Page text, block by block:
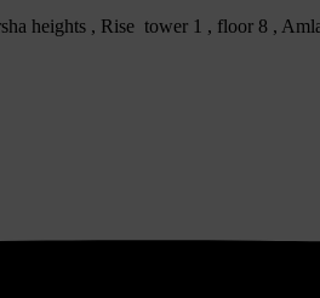
heights , Rise tower 1 , floor 8 , Amlak